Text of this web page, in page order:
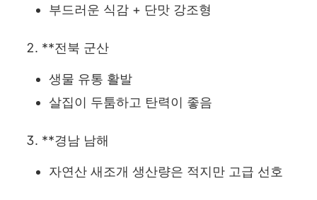
부드러운 식감 + 단맛 강조형
**전북 군산
생물 유통 활발
살집이 두툼하고 탄력이 좋음
**경남 남해
자연산 새조개 생산량은 적지만 고급 선호